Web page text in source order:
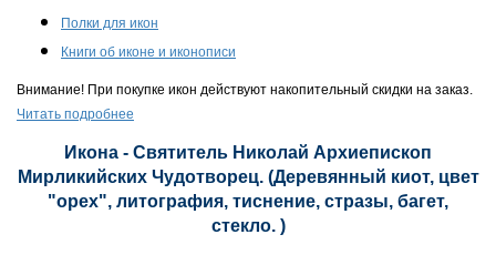
Полки для икон
Книги об иконе и иконописи
Внимание! При покупке икон действуют накопительный скидки на заказ.
Читать подробнее
Икона - Святитель Николай Архиепископ
Мирликийских Чудотворец. (Деревянный киот, цвет
"орех", литография, тиснение, стразы, багет,
стекло. )